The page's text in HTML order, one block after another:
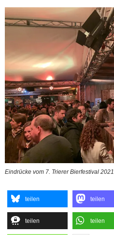
Eindrücke vom 7. Trierer Bierfestival 2021
teilen teilen
teilen teilen